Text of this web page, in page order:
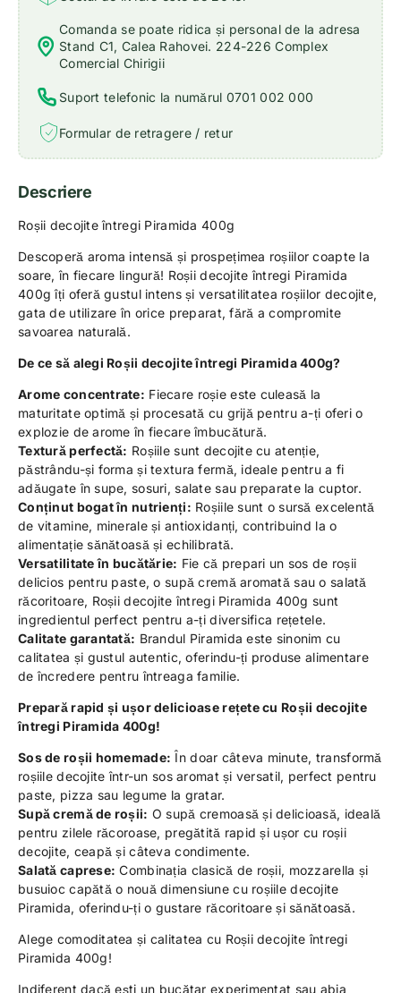
Comanda se poate ridica și personal de la adresa
Stand C1, Calea Rahovei. 224-226 Complex
Comercial Chirigii
Suport telefonic la numărul 0701 002 000
Formular de retragere / retur
Descriere
Roșii decojite întregi Piramida 400g
Descoperă aroma intensă și prospețimea roșiilor coapte la
soare, în fiecare lingură! Roșii decojite întregi Piramida
400g îți oferă gustul intens și versatilitatea roșiilor decojite,
gata de utilizare în orice preparat, fără a compromite
savoarea naturală.
De ce să alegi Roșii decojite întregi Piramida 400g?
Arome concentrate: Fiecare roșie este culeasă la
maturitate optimă și procesată cu grijă pentru a-ți oferi o
explozie de arome în fiecare îmbucătură.
Textură perfectă: Roșiile sunt decojite cu atenție,
păstrându-și forma și textura fermă, ideale pentru a fi
adăugate în supe, sosuri, salate sau preparate la cuptor.
Conținut bogat în nutrienți: Roșiile sunt o sursă excelentă
de vitamine, minerale și antioxidanți, contribuind la o
alimentație sănătoasă și echilibrată.
Versatilitate în bucătărie: Fie că prepari un sos de roșii
delicios pentru paste, o supă cremă aromată sau o salată
răcoritoare, Roșii decojite întregi Piramida 400g sunt
ingredientul perfect pentru a-ți diversifica rețetele.
Calitate garantată: Brandul Piramida este sinonim cu
calitatea și gustul autentic, oferindu-ți produse alimentare
de încredere pentru întreaga familie.
Prepară rapid și ușor delicioase rețete cu Roșii decojite
întregi Piramida 400g!
Sos de roșii homemade: În doar câteva minute, transformă
roșiile decojite într-un sos aromat și versatil, perfect pentru
paste, pizza sau legume la gratar.
Supă cremă de roșii: O supă cremoasă și delicioasă, ideală
pentru zilele răcoroase, pregătită rapid și ușor cu roșii
decojite, ceapă și câteva condimente.
Salată caprese: Combinația clasică de roșii, mozzarella și
busuioc capătă o nouă dimensiune cu roșiile decojite
Piramida, oferindu-ți o gustare răcoritoare și sănătoasă.
Alege comoditatea și calitatea cu Roșii decojite întregi
Piramida 400g!
Indiferent dacă ești un bucătar experimentat sau abia